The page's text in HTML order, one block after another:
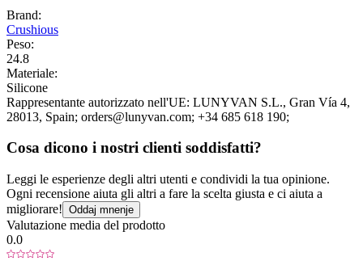
Brand:
Crushious
Peso:
24.8
Materiale:
Silicone
Rappresentante autorizzato nell'UE: LUNYVAN S.L., Gran Vía 4,
28013, Spain; orders@lunyvan.com; +34 685 618 190;
Cosa dicono i nostri clienti soddisfatti?
Leggi le esperienze degli altri utenti e condividi la tua opinione.
Ogni recensione aiuta gli altri a fare la scelta giusta e ci aiuta a
migliorare! Oddaj mnenje
Valutazione media del prodotto
0.0